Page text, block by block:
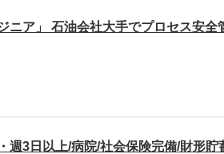
ニア」 石油会社大手でプロセス安全
週3日以上/病院/社会保険完備/財形貯